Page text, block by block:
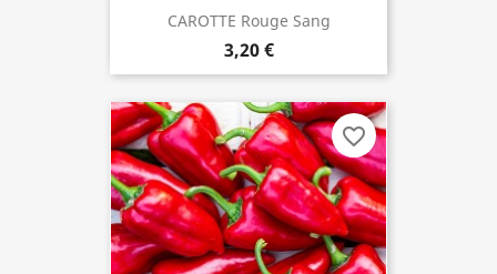
CAROTTE Rouge Sang
3,20 €
favorite_border